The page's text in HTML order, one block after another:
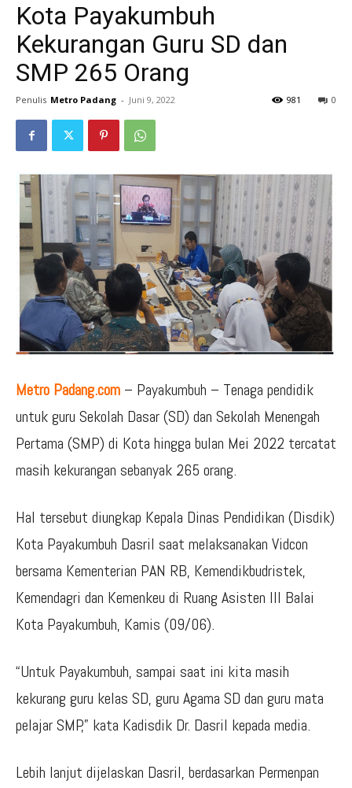
Kota Payakumbuh
Kekurangan Guru SD dan
SMP 265 Orang
Penulis Metro Padang - Juni 9, 2022 0
981
Metro Padang.com – Payakumbuh – Tenaga pendidik
untuk guru Sekolah Dasar (SD) dan Sekolah Menengah
Pertama (SMP) di Kota hingga bulan Mei 2022 tercatat
masih kekurangan sebanyak 265 orang.
Hal tersebut diungkap Kepala Dinas Pendidikan (Disdik)
Kota Payakumbuh Dasril saat melaksanakan Vidcon
bersama Kementerian PAN RB, Kemendikbudristek,
Kemendagri dan Kemenkeu di Ruang Asisten III Balai
Kota Payakumbuh, Kamis (09/06).
“Untuk Payakumbuh, sampai saat ini kita masih
kekurang guru kelas SD, guru Agama SD dan guru mata
pelajar SMP,” kata Kadisdik Dr. Dasril kepada media.
Lebih lanjut dijelaskan Dasril, berdasarkan Permenpan